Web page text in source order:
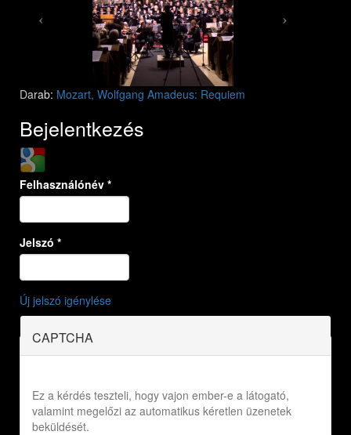
Darab: Mozart, Wolfgang Amadeus: Requiem
Bejelentkezés
Login with Google
Felhasználónév *
Jelszó *
Új jelszó igénylése
CAPTCHA
Ez a kérdés teszteli, hogy vajon ember-e a látogató,
valamint megelőzi az automatikus kéretlen üzenetek
beküldését.